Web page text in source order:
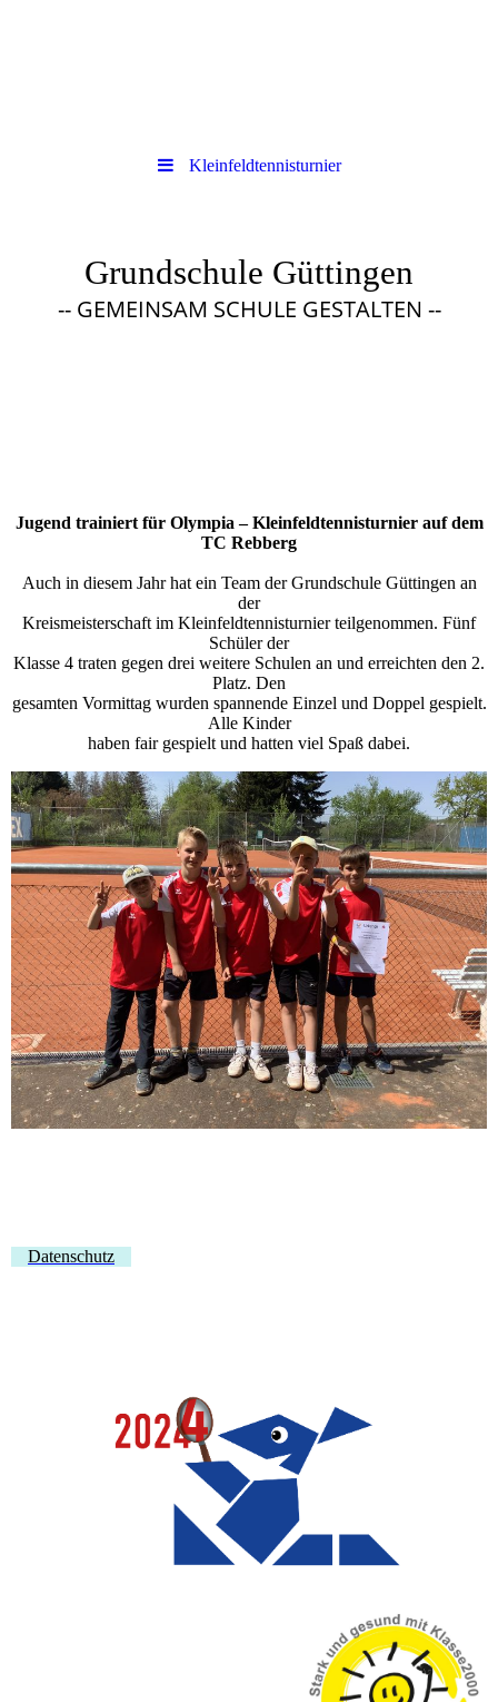
Kleinfeldtennisturnier
Grundschule Güttingen
-- GEMEINSAM SCHULE GESTALTEN --
Jugend trainiert für Olympia – Kleinfeldtennisturnier auf dem
TC Rebberg
Auch in diesem Jahr hat ein Team der Grundschule Güttingen an
der
Kreismeisterschaft im Kleinfeldtennisturnier teilgenommen. Fünf
Schüler der
Klasse 4 traten gegen drei weitere Schulen an und erreichten den 2.
Platz. Den
gesamten Vormittag wurden spannende Einzel und Doppel gespielt.
Alle Kinder
haben fair gespielt und hatten viel Spaß dabei.
Datenschutz